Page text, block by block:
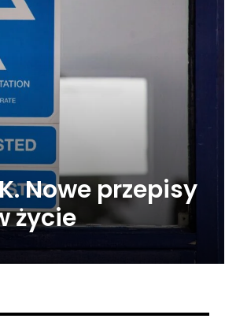
Nowe przepisy
życie